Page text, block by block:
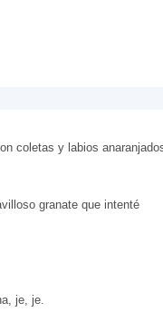
coletas y labios
granate que intenté
je, je.